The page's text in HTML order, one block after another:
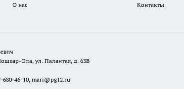
О нас
Контакты
Ола, ул. Палантая, д. 63В
680-46-10, mari@pg12.ru